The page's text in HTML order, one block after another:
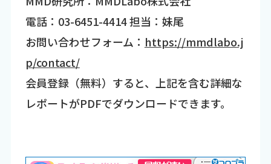
電話：03-6451-4414 担当：妹尾
お問い合わせフォーム： https://mmdlabo.j
p/contact/
会員登録（無料）すると、上記を含む詳細な
レポートがPDFでダウンロードできます。